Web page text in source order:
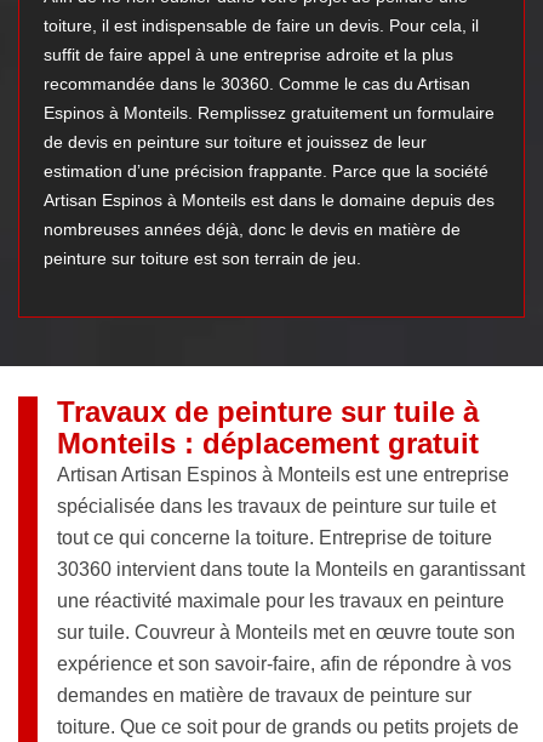
toiture, il est indispensable de faire un devis. Pour cela, il
suffit de faire appel à une entreprise adroite et la plus
recommandée dans le 30360. Comme le cas du Artisan
Espinos à Monteils. Remplissez gratuitement un formulaire
de devis en peinture sur toiture et jouissez de leur
estimation d’une précision frappante. Parce que la société
Artisan Espinos à Monteils est dans le domaine depuis des
nombreuses années déjà, donc le devis en matière de
peinture sur toiture est son terrain de jeu.
Travaux de peinture sur tuile à
Monteils : déplacement gratuit
Artisan Artisan Espinos à Monteils est une entreprise
spécialisée dans les travaux de peinture sur tuile et
tout ce qui concerne la toiture. Entreprise de toiture
30360 intervient dans toute la Monteils en garantissant
une réactivité maximale pour les travaux en peinture
sur tuile. Couvreur à Monteils met en œuvre toute son
expérience et son savoir-faire, afin de répondre à vos
demandes en matière de travaux de peinture sur
toiture. Que ce soit pour de grands ou petits projets de